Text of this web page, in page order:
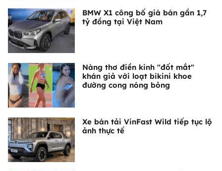
BMW X1 công bố giá bán gần 1,7
tỷ đồng tại Việt Nam
Nàng thơ điền kinh "đốt mắt"
khán giả với loạt bikini khoe
đường cong nóng bỏng
Xe bán tải VinFast Wild tiếp tục lộ
ảnh thực tế